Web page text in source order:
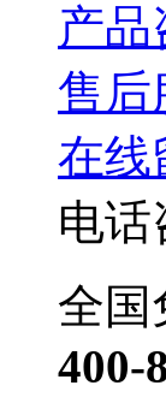
产品
售后
在线
电话
全国
400-